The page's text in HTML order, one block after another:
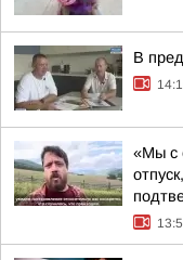
В
«Мы с